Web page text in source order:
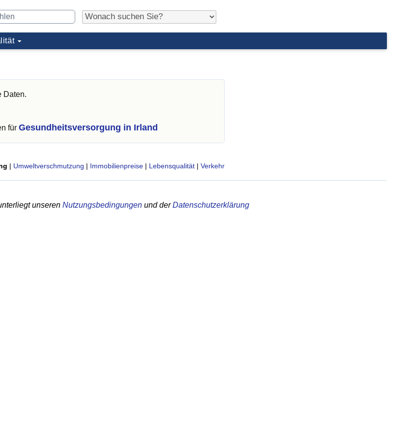
Daten.
für Gesundheitsversorgung in Irland
| Umweltverschmutzung | Immobilienpreise | Lebensqualität | Verkehr
unseren Nutzungsbedingungen und derDatenschutzerklärung